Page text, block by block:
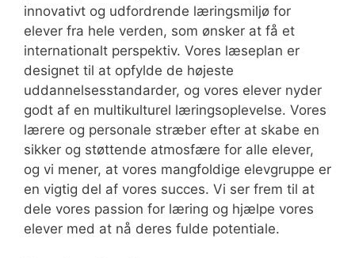
innovativt og udfordrende læringsmiljø for
elever fra hele verden, som ønsker at få et
internationalt perspektiv. Vores læseplan er
designet til at opfylde de højeste
uddannelsesstandarder, og vores elever nyder
godt af en multikulturel læringsoplevelse. Vores
lærere og personale stræber efter at skabe en
sikker og støttende atmosfære for alle elever,
og vi mener, at vores mangfoldige elevgruppe er
en vigtig del af vores succes. Vi ser frem til at
dele vores passion for læring og hjælpe vores
elever med at nå deres fulde potentiale.